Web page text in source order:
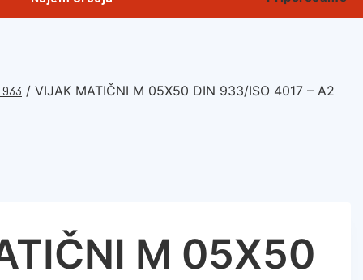
/ VIJAK MATIČNI M 05X50 DIN 933/ISO 4017 – A2
M 05X50